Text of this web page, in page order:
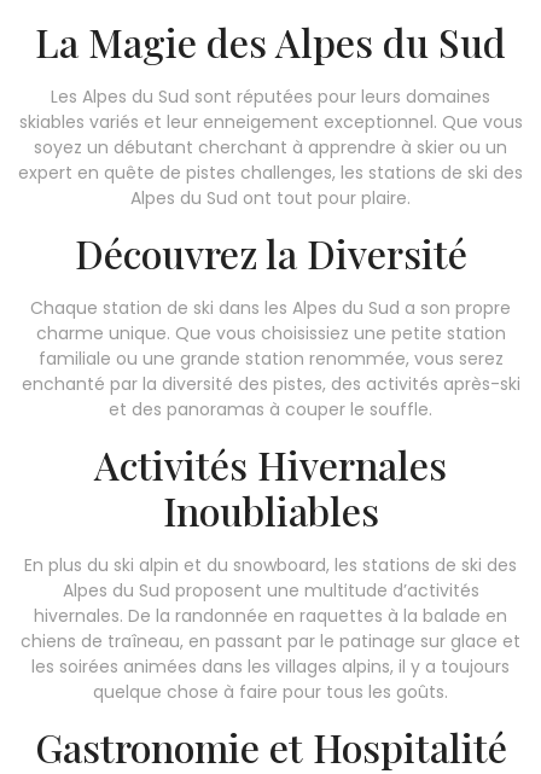
La Magie des Alpes du Sud
Les Alpes du Sud sont réputées pour leurs domaines
skiables variés et leur enneigement exceptionnel. Que vous
soyez un débutant cherchant à apprendre à skier ou un
expert en quête de pistes challenges, les stations de ski des
Alpes du Sud ont tout pour plaire.
Découvrez la Diversité
Chaque station de ski dans les Alpes du Sud a son propre
charme unique. Que vous choisissiez une petite station
familiale ou une grande station renommée, vous serez
enchanté par la diversité des pistes, des activités après-ski
et des panoramas à couper le souffle.
Activités Hivernales
Inoubliables
En plus du ski alpin et du snowboard, les stations de ski des
Alpes du Sud proposent une multitude d’activités
hivernales. De la randonnée en raquettes à la balade en
chiens de traîneau, en passant par le patinage sur glace et
les soirées animées dans les villages alpins, il y a toujours
quelque chose à faire pour tous les goûts.
Gastronomie et Hospitalité